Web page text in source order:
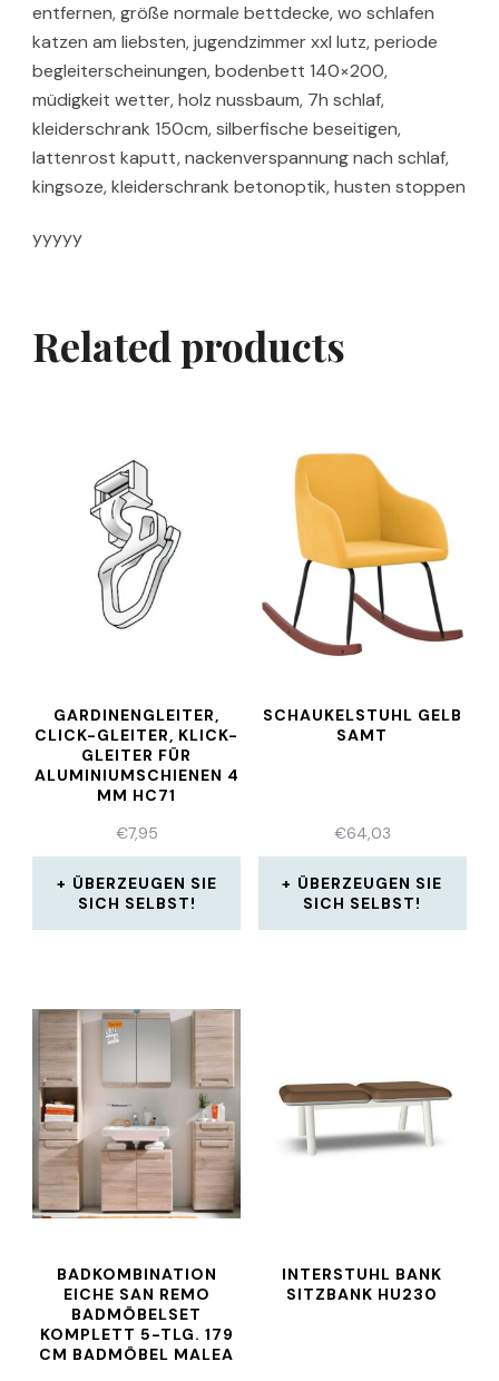
entfernen, größe normale bettdecke, wo schlafen
katzen am liebsten, jugendzimmer xxl lutz, periode
begleiterscheinungen, bodenbett 140×200,
müdigkeit wetter, holz nussbaum, 7h schlaf,
kleiderschrank 150cm, silberfische beseitigen,
lattenrost kaputt, nackenverspannung nach schlaf,
kingsoze, kleiderschrank betonoptik, husten stoppen
yyyyy
Related products
GARDINENGLEITER,
CLICK-GLEITER, KLICK-
GLEITER FÜR
ALUMINIUMSCHIENEN 4
MM HC71
€7,95
ÜBERZEUGEN SIE
SICH SELBST!
SCHAUKELSTUHL GELB
SAMT
€64,03
ÜBERZEUGEN SIE
SICH SELBST!
BADKOMBINATION
EICHE SAN REMO
BADMÖBELSET
KOMPLETT 5-TLG. 179
CM BADMÖBEL MALEA
INTERSTUHL BANK
SITZBANK HU230